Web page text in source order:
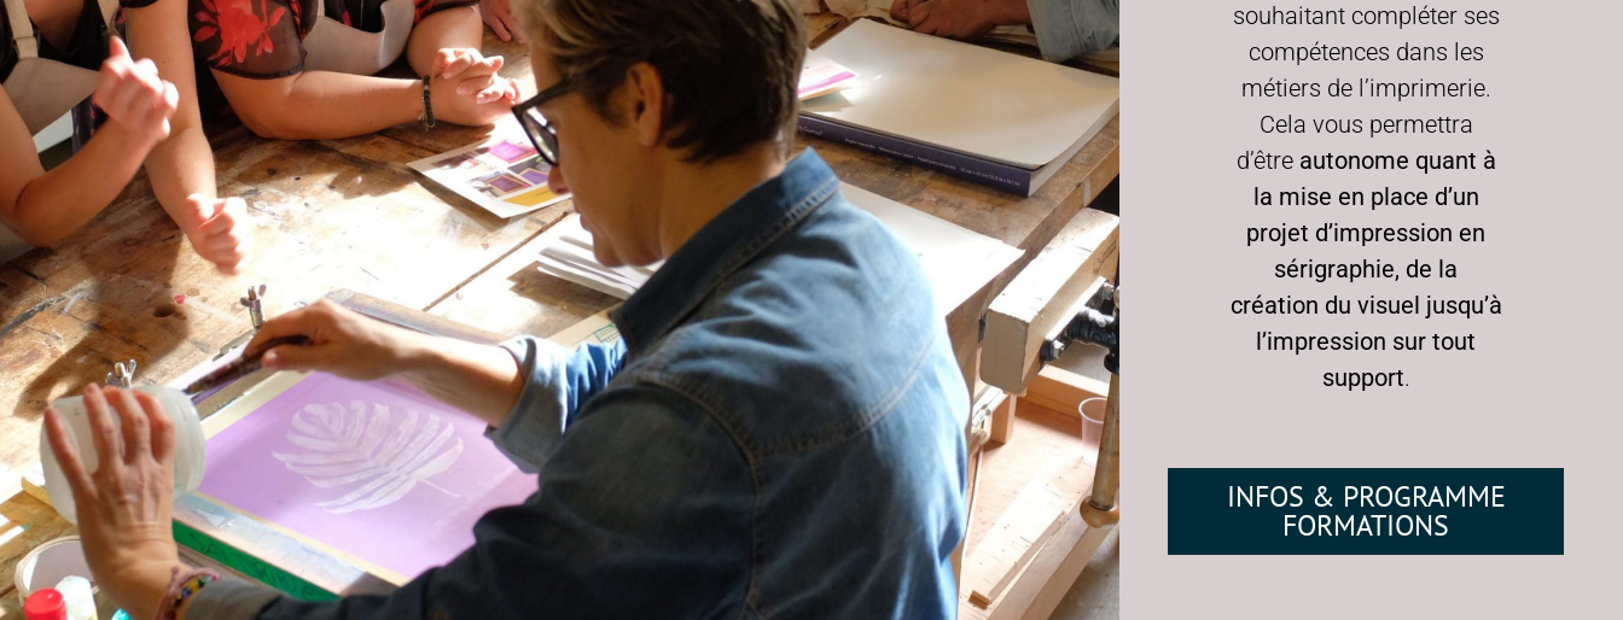
souhaitant compléter ses
compétences dans les
métiers de l’imprimerie.
Cela vous permettra
d’être autonome quant à
la mise en place d’un
projet d’impression en
sérigraphie, de la
création du visuel jusqu’à
l’impression sur tout
support.
INFOS & PROGRAMME
FORMATIONS